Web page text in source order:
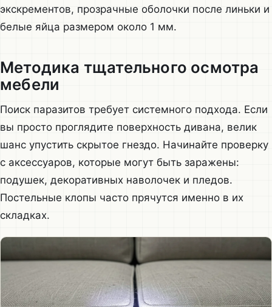
экскрементов, прозрачные оболочки после линьки и
белые яйца размером около 1 мм.
Методика тщательного осмотра
мебели
Поиск паразитов требует системного подхода. Если
вы просто проглядите поверхность дивана, велик
шанс упустить скрытое гнездо. Начинайте проверку
с аксессуаров, которые могут быть заражены:
подушек, декоративных наволочек и пледов.
Постельные клопы часто прячутся именно в их
складках.